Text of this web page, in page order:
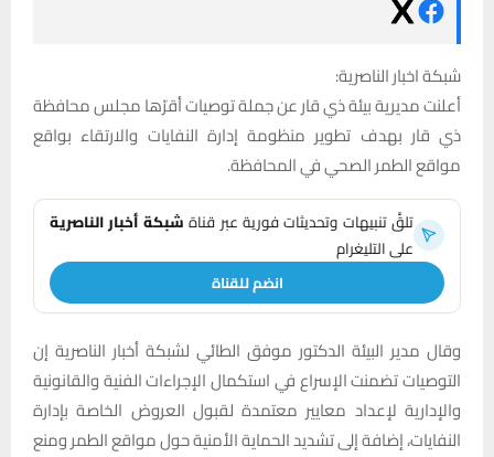
شبكة اخبار الناصرية:
أعلنت مديرية بيئة ذي قار عن جملة توصيات أقرّها مجلس محافظة
ذي قار بهدف تطوير منظومة إدارة النفايات والارتقاء بواقع
مواقع الطمر الصحي في المحافظة.
تلقَّ تنبيهات وتحديثات فورية عبر قناةشبكة أخبار الناصرية
على التليغرام
انضم للقناة
وقال مدير البيئة الدكتور موفق الطائي لشبكة أخبار الناصرية إن
التوصيات تضمنت الإسراع في استكمال الإجراءات الفنية والقانونية
والإدارية لإعداد معايير معتمدة لقبول العروض الخاصة بإدارة
النفايات، إضافة إلى تشديد الحماية الأمنية حول مواقع الطمر ومنع